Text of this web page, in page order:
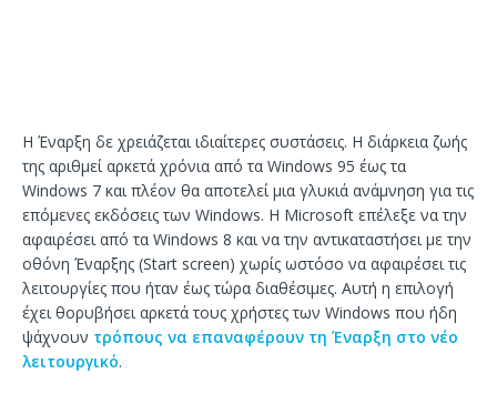
Η Έναρξη δε χρειάζεται ιδιαίτερες συστάσεις. Η διάρκεια ζωής
της αριθμεί αρκετά χρόνια από τα Windows 95 έως τα
Windows 7 και πλέον θα αποτελεί μια γλυκιά ανάμνηση για τις
επόμενες εκδόσεις των Windows. Η Microsoft επέλεξε να την
αφαιρέσει από τα Windows 8 και να την αντικαταστήσει με την
οθόνη Έναρξης (Start screen) χωρίς ωστόσο να αφαιρέσει τις
λειτουργίες που ήταν έως τώρα διαθέσιμες. Αυτή η επιλογή
έχει θορυβήσει αρκετά τους χρήστες των Windows που ήδη
ψάχνουν τρόπους να επαναφέρουν τη Έναρξη στο νέο
λειτουργικό.